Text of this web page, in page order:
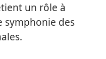
un rôle à
symphonie des